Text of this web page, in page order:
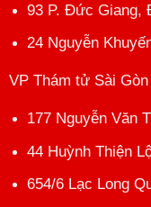
93 P. Đức Giang,
24 Nguyễn
VP Thám tử Sài Gòn
177 Nguyễn Văn
44 Huỳnh Thiện
654/6 Lạc Long